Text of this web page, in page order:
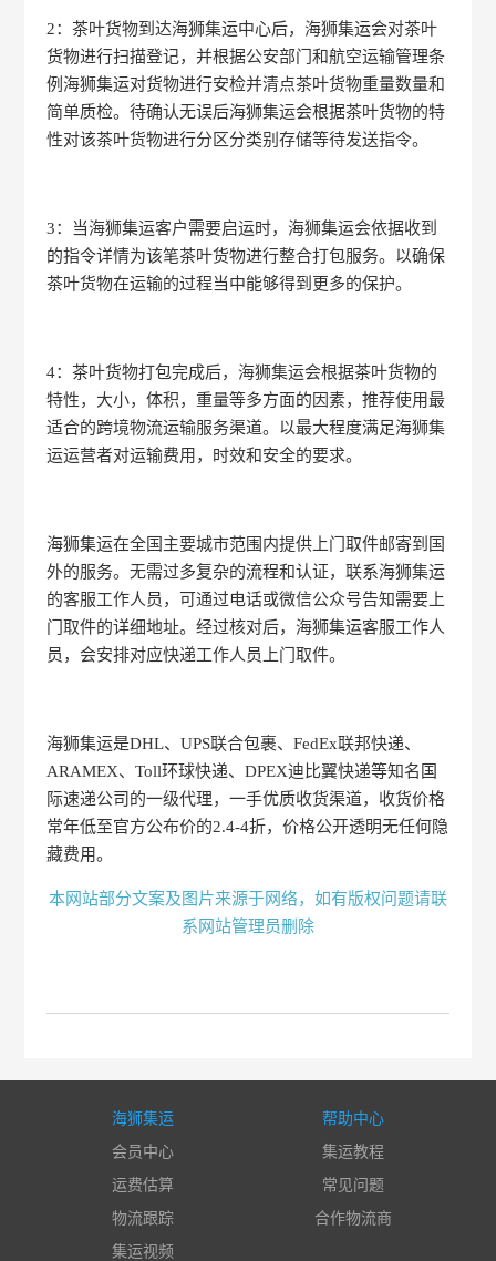
2：茶叶货物到达海狮集运中心后，海狮集运会对茶叶
货物进行扫描登记，并根据公安部门和航空运输管理条
例海狮集运对货物进行安检并清点茶叶货物重量数量和
简单质检。待确认无误后海狮集运会根据茶叶货物的特
性对该茶叶货物进行分区分类别存储等待发送指令。
3：当海狮集运客户需要启运时，海狮集运会依据收到
的指令详情为该笔茶叶货物进行整合打包服务。以确保
茶叶货物在运输的过程当中能够得到更多的保护。
4：茶叶货物打包完成后，海狮集运会根据茶叶货物的
特性，大小，体积，重量等多方面的因素，推荐使用最
适合的跨境物流运输服务渠道。以最大程度满足海狮集
运运营者对运输费用，时效和安全的要求。
海狮集运在全国主要城市范围内提供上门取件邮寄到国
外的服务。无需过多复杂的流程和认证，联系海狮集运
的客服工作人员，可通过电话或微信公众号告知需要上
门取件的详细地址。经过核对后，海狮集运客服工作人
员，会安排对应快递工作人员上门取件。
海狮集运是DHL、UPS联合包裹、FedEx联邦快递、
ARAMEX、Toll环球快递、DPEX迪比翼快递等知名国
际速递公司的一级代理，一手优质收货渠道，收货价格
常年低至官方公布价的2.4-4折，价格公开透明无任何隐
藏费用。
本网站部分文案及图片来源于网络，如有版权问题请联
系网站管理员删除
海狮集运
会员中心
运费估算
物流跟踪
集运视频
帮助中心
集运教程
常见问题
合作物流商